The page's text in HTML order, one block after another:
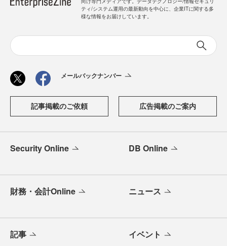
ティ/システム運用の最新動向を中心に、企業ITに関する多
様な情報をお届けしています。
メールバックナンバー
記事掲載のご依頼 広告掲載のご案内
Security Online DB Online
財務・会計Online ニュース
記事 イベント